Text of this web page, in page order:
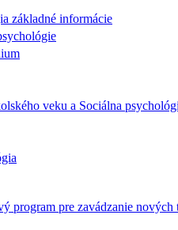
základné informácie
veku a Sociálna
program pre zavádzanie nových